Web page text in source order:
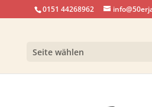
0151 44268962
Seite wählen